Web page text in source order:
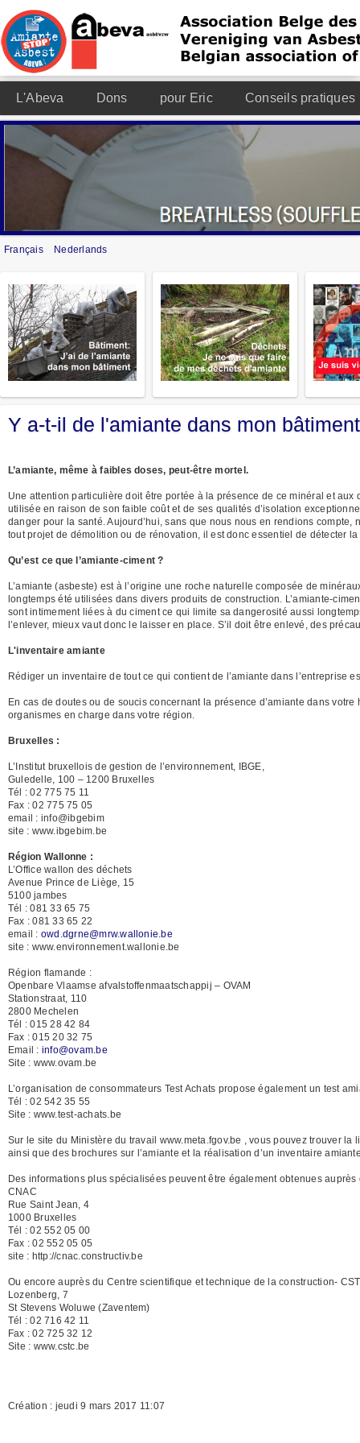
L'Abeva Dons pour Eric Conseils pratiques
Français Nederlands
Y a-t-il de l'amiante dans mon
L’amiante, même à faibles doses, peut-être mortel.
Une attention particulière doit être portée à la présence de ce minéral et
utilisée en raison de son faible coût et de ses qualités d’isolation
danger pour la santé. Aujourd’hui, sans que nous nous en rendions
tout projet de démolition ou de rénovation, il est donc essentiel de détecter
Qu’est ce que l’amiante-ciment ?
L’amiante (asbeste) est à l’origine une roche naturelle composée de
longtemps été utilisées dans divers produits de construction. L’amiante-
sont intimement liées à du ciment ce qui limite sa dangerosité aussi
l’enlever, mieux vaut donc le laisser en place. S’il doit être enlevé, des
L'inventaire amiante
Rédiger un inventaire de tout ce qui contient de l’amiante dans l’entreprise
En cas de doutes ou de soucis concernant la présence d’amiante dans
organismes en charge dans votre région.
Bruxelles :
L’Institut bruxellois de gestion de l’environnement, IBGE,
Guledelle, 100 – 1200 Bruxelles
Tél : 02 775 75 11
Fax : 02 775 75 05
email : info@ibgebim
site : www.ibgebim.be
Région Wallonne :
L’Office wallon des déchets
Avenue Prince de Liège, 15
5100 jambes
Tél : 081 33 65 75
Fax : 081 33 65 22
email : owd.dgrne@mrw.wallonie.be
site : www.environnement.wallonie.be
Région flamande :
Openbare Vlaamse afvalstoffenmaatschappij – OVAM
Stationstraat, 110
2800 Mechelen
Tél : 015 28 42 84
Fax : 015 20 32 75
Email : info@ovam.be
Site : www.ovam.be
L’organisation de consommateurs Test Achats propose également un test
Tél : 02 542 35 55
Site : www.test-achats.be
Sur le site du Ministère du travail www.meta.fgov.be , vous pouvez trouver
ainsi que des brochures sur l’amiante et la réalisation d’un inventaire
Des informations plus spécialisées peuvent être également obtenues
CNAC
Rue Saint Jean, 4
1000 Bruxelles
Tél : 02 552 05 00
Fax : 02 552 05 05
site : http://cnac.constructiv.be
Ou encore auprès du Centre scientifique et technique de la construction-
Lozenberg, 7
St Stevens Woluwe (Zaventem)
Tél : 02 716 42 11
Fax : 02 725 32 12
Site : www.cstc.be
Création : jeudi 9 mars 2017 11:07